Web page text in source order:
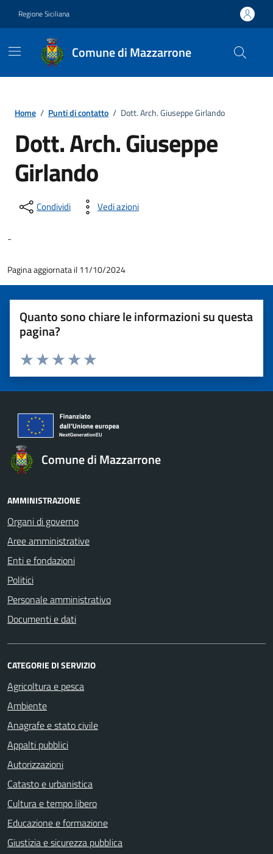
Regione Siciliana
Comune di Mazzarrone
Home / Punti di contatto / Dott. Arch. Giuseppe Girlando
Dott. Arch. Giuseppe
Girlando
Condividi Vedi azioni
-
Pagina aggiornata il 11/10/2024
Quanto sono chiare le informazioni su questa
pagina?
Valuta 5 stelle su 5
Valuta 4 stelle su 5
Valuta 3 stelle su 5
Valuta 2 stelle su 5
Valuta 1 stelle su 5
Comune di Mazzarrone
AMMINISTRAZIONE
Organi di governo
Aree amministrative
Enti e fondazioni
Politici
Personale amministrativo
Documenti e dati
CATEGORIE DI SERVIZIO
Agricoltura e pesca
Ambiente
Anagrafe e stato civile
Appalti pubblici
Autorizzazioni
Catasto e urbanistica
Cultura e tempo libero
Educazione e formazione
Giustizia e sicurezza pubblica